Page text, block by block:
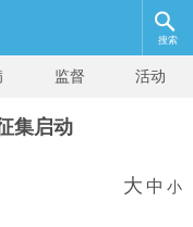
搜索
监督 活动
集启动
大 中 小